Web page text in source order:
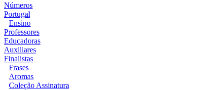
Números
Portugal
Ensino
Professores
Educadoras
Auxiliares
Finalistas
Frases
Aromas
Coleção Assinatura